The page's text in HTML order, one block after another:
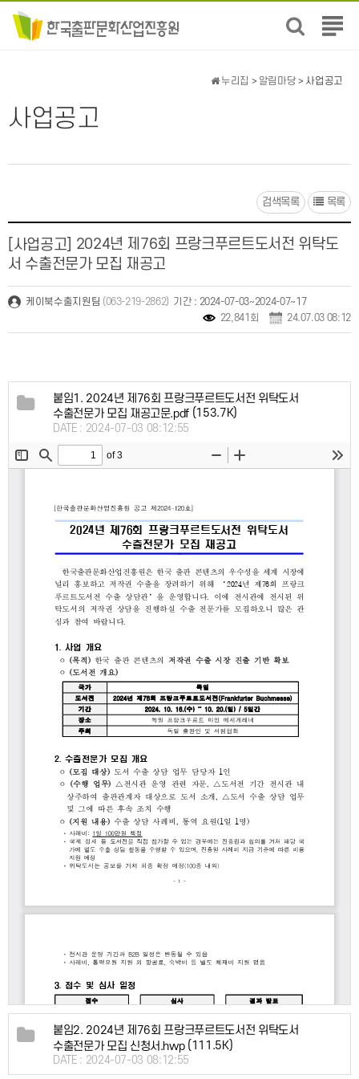
전
뉴
사업공고
누리집 > 알림마당 > 사업공고
검색목록 목록
[사업공고]
2024년 제76회 프랑크푸르트도서전 위탁도
서 수출전문가 모집 재공고
케이북수출지원팀 (063-219-2862) 기간 : 2024-07-03~2024-07~17
22,841회
24.07.03 08:12
붙임1. 2024년 제76회 프랑크푸르트도서전 위탁도서
수출전문가 모집 재공고문.pdf (153.7K)
DATE : 2024-07-03 08:12:55
붙임2. 2024년 제76회 프랑크푸르트도서전 위탁도서
수출전문가 모집 신청서.hwp(111.5K)
DATE : 2024-07-03 08:12:55